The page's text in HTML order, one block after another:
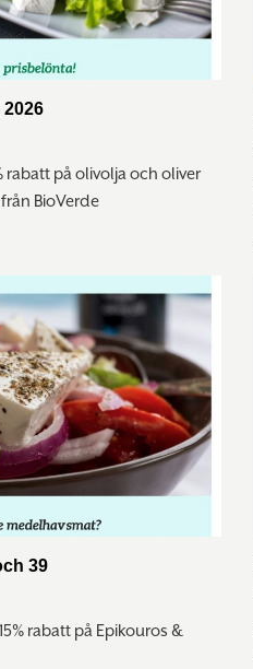
rabatt på olivolja och oliver
BioVerde
39
rabatt på Epikouros &